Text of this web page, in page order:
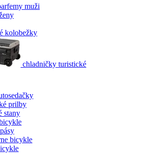
muži
kolobežky
chladničky turistické
prilby
stany
bicykle